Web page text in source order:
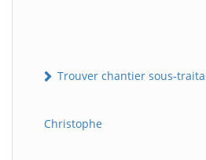
Trouver chantier sous-
Christophe